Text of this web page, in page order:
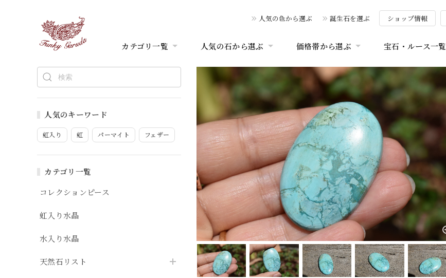
人気の色から選ぶ 誕生石を選ぶ ショップ情報
カテゴリ一覧 人気の石から選ぶ 価格帯から選ぶ 宝石・ルース一覧
人気のキーワード
虹入り 虹 パーマイト フェザー
カテゴリ一覧
コレクションピース
虹入り水晶
水入り水晶
天然石リスト